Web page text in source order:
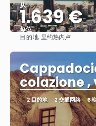
从
1.639 €
每位
目的地:里约热内卢
colazione ,
2 目的地 2 交通网络 6